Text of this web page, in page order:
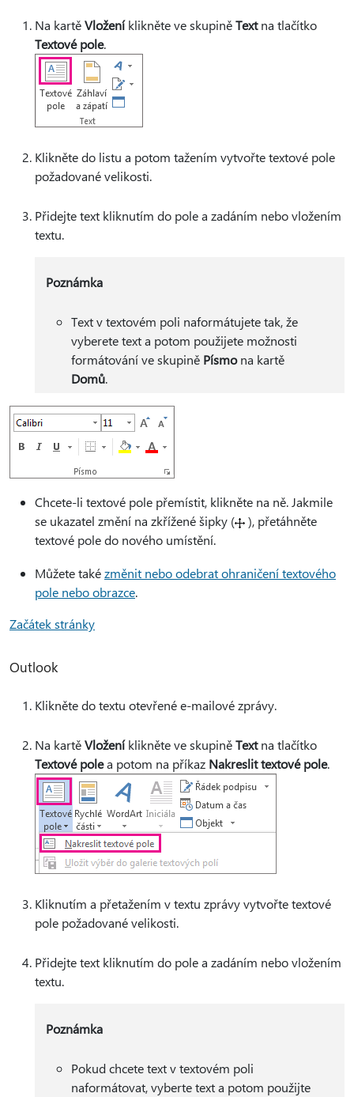
Na kartěVloženíklikněte ve skupiněTextna tlačítko
Textové pole.
Klikněte do listu a potom tažením vytvořte textové pole
požadované velikosti.
Přidejte text kliknutím do pole a zadáním nebo vložením
textu.
Poznámka
Text v textovém poli naformátujete tak, že
vyberete text a potom použijete možnosti
formátování ve skupině Písmona kartě
Domů.
Chcete-li textové pole přemístit, klikněte na ně. Jakmile
se ukazatel změní na zkřížené šipky (
), přetáhněte
textové pole do nového umístění.
Můžete takézměnit nebo odebrat ohraničení textového
pole nebo obrazce.
Začátek stránky
Outlook
Klikněte do textu otevřené e-mailové zprávy.
Na kartěVloženíklikněte ve skupiněTextna tlačítko
Textové polea potom na příkaz Nakreslit textové pole.
Kliknutím a přetažením v textu zprávy vytvořte textové
pole požadované velikosti.
Přidejte text kliknutím do pole a zadáním nebo vložením
textu.
Poznámka
Pokud chcete text v textovém poli
naformátovat, vyberte text a potom použijte